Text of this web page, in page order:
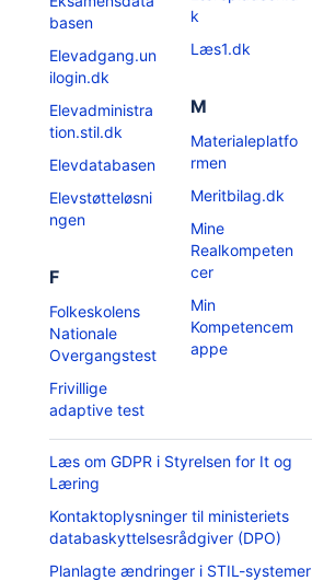
basen
Elevadgang.un
ilogin.dk
Elevadministra
tion.stil.dk
Elevdatabasen
Elevstøtteløsni
ngen
F
Folkeskolens
Nationale
Overgangstest
Frivillige
adaptive test
k
Læs1.dk
M
Materialeplatfo
rmen
Meritbilag.dk
Mine
Realkompeten
cer
Min
Kompetencem
appe
Læs om GDPR i Styrelsen for It og
Læring
Kontaktoplysninger til ministeriets
databaskyttelsesrådgiver (DPO)
Planlagte ændringer i STIL-systemer